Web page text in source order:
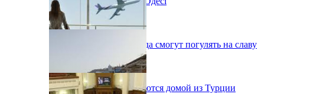
Одесситы на День города смогут погулять на славу
38 украинцев возвращаются домой из Турции